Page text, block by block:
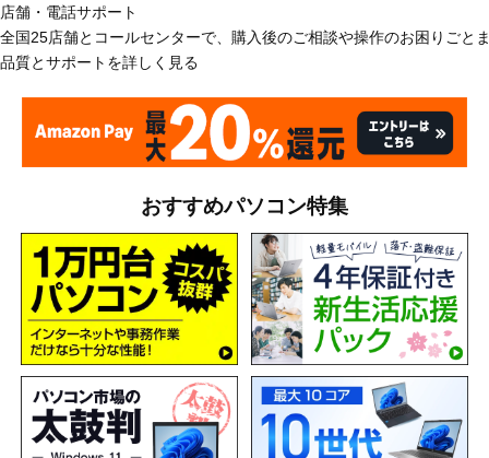
店舗・電話サポート
全国25店舗とコールセンターで、購入後のご相談や操作のお困りごと
品質とサポートを詳しく見る
おすすめパソコン特集